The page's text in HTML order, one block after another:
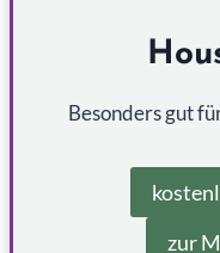
Besonders gut
zur